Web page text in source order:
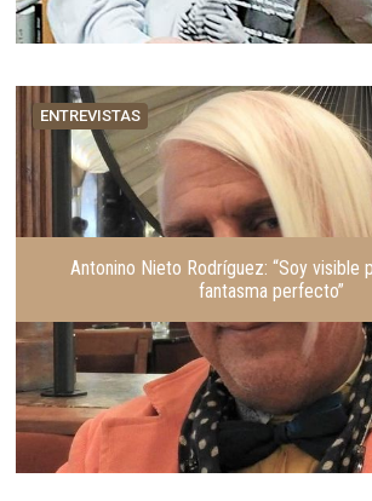
ENTREVISTAS
Antonino Nieto Rodríguez: “Soy visible
fantasma perfecto”